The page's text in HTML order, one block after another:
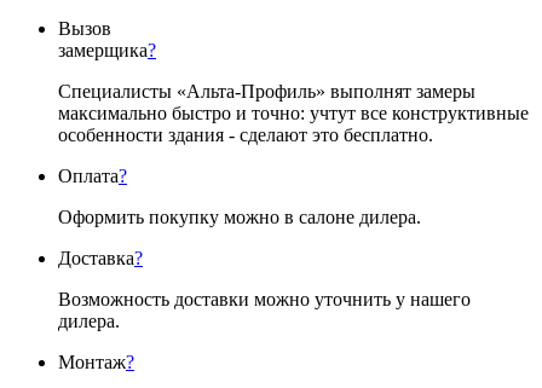
Вызов
замерщика?
Специалисты «Альта-Профиль» выполнят замеры
максимально быстро и точно: учтут все конструктивные
особенности здания - сделают это бесплатно.
Оплата?
Оформить покупку можно в салоне дилера.
Доставка?
Возможность доставки можно уточнить у нашего
дилера.
Монтаж?